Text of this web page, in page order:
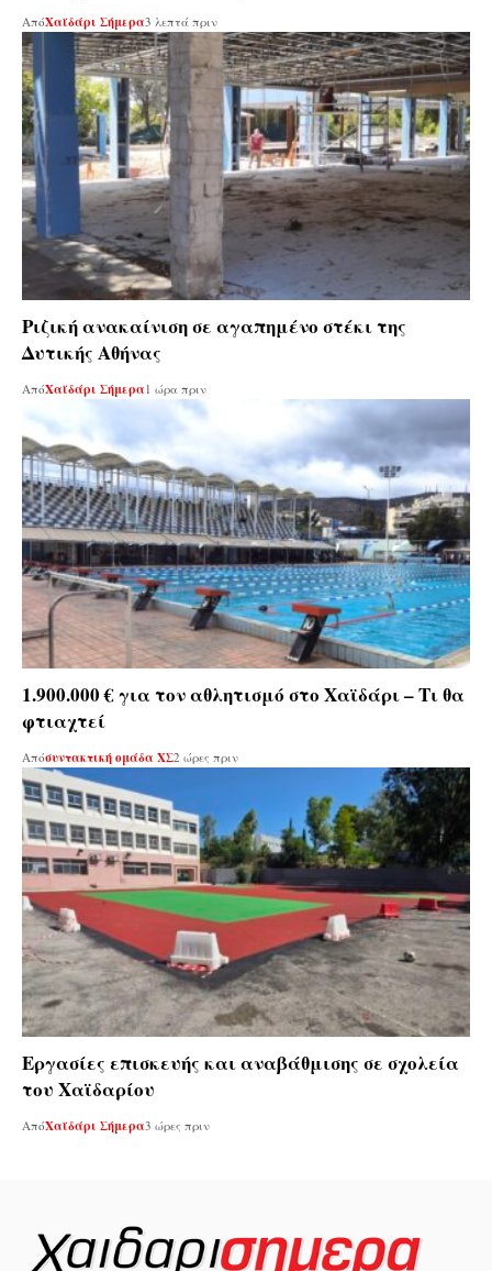
ΑπόΧαϊδάρι Σήμερα3 λεπτά πριν
Ριζική ανακαίνιση σε αγαπημένο στέκι της
Δυτικής Αθήνας
ΑπόΧαϊδάρι Σήμερα1 ώρα πριν
1.900.000 € για τον αθλητισμό στο Χαϊδάρι – Τι θα
φτιαχτεί
Απόσυντακτική ομάδα ΧΣ2 ώρες πριν
Εργασίες επισκευής και αναβάθμισης σε σχολεία
του Χαϊδαρίου
ΑπόΧαϊδάρι Σήμερα3 ώρες πριν